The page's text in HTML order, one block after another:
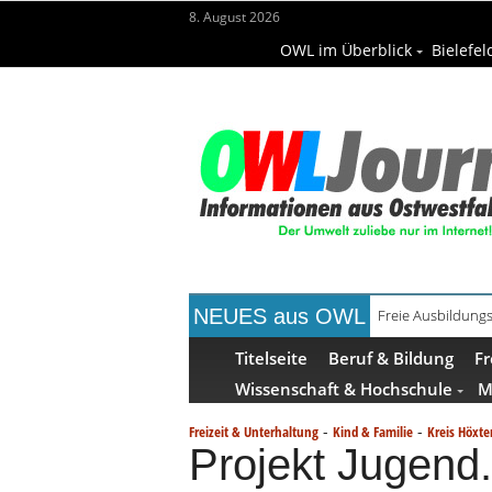
8. August 2026
OWL im Überblick
NEUES aus OWL Freie
Recyclingpapier
Titelseite Beruf & Bildung
Wissenschaft & Hochschule
Freizeit & Unterhaltung - Kind & Familie - Kreis
Projekt